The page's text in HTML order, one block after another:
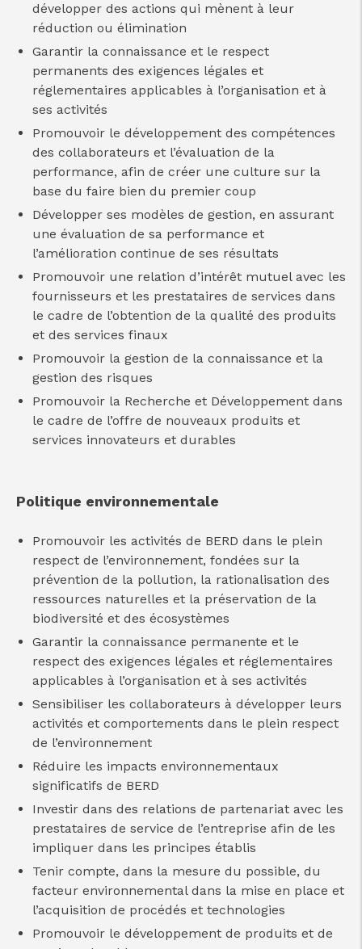
développer des actions qui mènent à leur
réduction ou élimination
Garantir la connaissance et le respect
permanents des exigences légales et
réglementaires applicables à l’organisation et à
ses activités
Promouvoir le développement des compétences
des collaborateurs et l’évaluation de la
performance, afin de créer une culture sur la
base du faire bien du premier coup
Développer ses modèles de gestion, en assurant
une évaluation de sa performance et
l’amélioration continue de ses résultats
Promouvoir une relation d’intérêt mutuel avec les
fournisseurs et les prestataires de services dans
le cadre de l’obtention de la qualité des produits
et des services finaux
Promouvoir la gestion de la connaissance et la
gestion des risques
Promouvoir la Recherche et Développement dans
le cadre de l’offre de nouveaux produits et
services innovateurs et durables
Politique environnementale
Promouvoir les activités de BERD dans le plein
respect de l’environnement, fondées sur la
prévention de la pollution, la rationalisation des
ressources naturelles et la préservation de la
biodiversité et des écosystèmes
Garantir la connaissance permanente et le
respect des exigences légales et réglementaires
applicables à l’organisation et à ses activités
Sensibiliser les collaborateurs à développer leurs
activités et comportements dans le plein respect
de l’environnement
Réduire les impacts environnementaux
significatifs de BERD
Investir dans des relations de partenariat avec les
prestataires de service de l’entreprise afin de les
impliquer dans les principes établis
Tenir compte, dans la mesure du possible, du
facteur environnemental dans la mise en place et
l’acquisition de procédés et technologies
Promouvoir le développement de produits et de